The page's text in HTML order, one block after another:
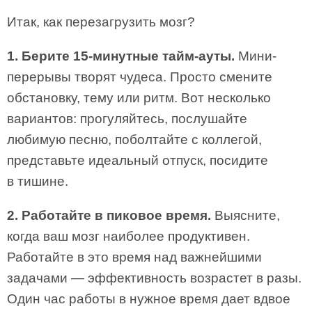
Итак, как перезагрузить мозг?
1. Берите 15-минутные тайм-ауты. Мини-
перерывы творят чудеса. Просто смените
обстановку, тему или ритм. Вот несколько
вариантов: прогуляйтесь, послушайте
любимую песню, поболтайте с коллегой,
представьте идеальный отпуск, посидите
в тишине.
2. Работайте в пиковое время. Выясните,
когда ваш мозг наиболее продуктивен.
Работайте в это время над важнейшими
задачами — эффективность возрастет в разы.
Один час работы в нужное время дает вдвое